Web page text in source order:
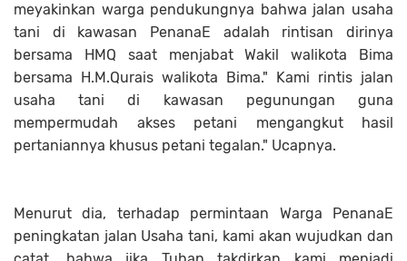
meyakinkan warga pendukungnya bahwa jalan usaha
tani di kawasan PenanaE adalah rintisan dirinya
bersama HMQ saat menjabat Wakil walikota Bima
bersama H.M.Qurais walikota Bima." Kami rintis jalan
usaha tani di kawasan pegunungan guna
mempermudah akses petani mengangkut hasil
pertaniannya khusus petani tegalan." Ucapnya.
Menurut dia, terhadap permintaan Warga PenanaE
peningkatan jalan Usaha tani, kami akan wujudkan dan